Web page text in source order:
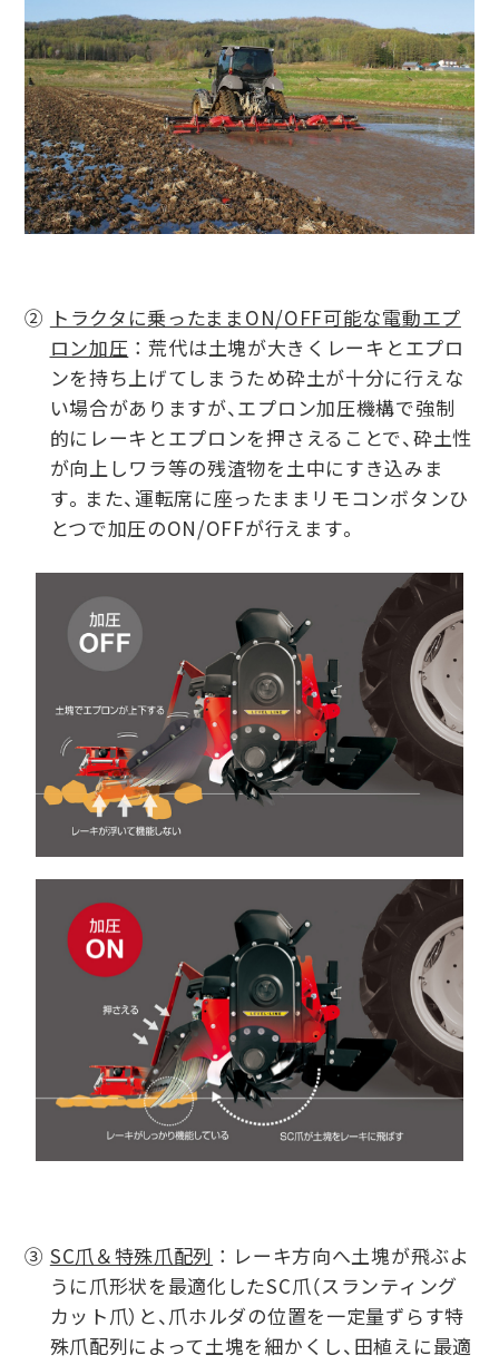
② トラクタに乗ったままON/OFF可能な電動エプ
ロン加圧 ： 荒代は土塊が大きくレーキとエプロ
ンを持ち上げてしまうため砕土が十分に行えな
い場合がありますが、エプロン加圧機構で強制
的にレーキとエプロンを押さえることで、砕土性
が向上しワラ等の残渣物を土中にすき込みま
す。また、運転席に座ったままリモコンボタンひ
とつで加圧のON/OFFが行えます。
③ SC爪＆特殊爪配列 ： レーキ方向へ土塊が飛ぶよ
うに爪形状を最適化したSC爪（スランティング
カット爪）と、爪ホルダの位置を一定量ずらす特
殊爪配列によって土塊を細かくし、田植えに最適